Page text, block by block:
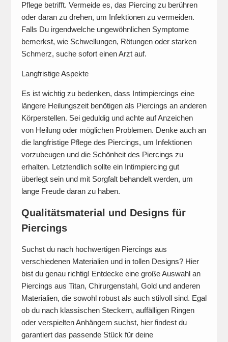
Pflege betrifft. Vermeide es, das Piercing zu berühren
oder daran zu drehen, um Infektionen zu vermeiden.
Falls Du irgendwelche ungewöhnlichen Symptome
bemerkst, wie Schwellungen, Rötungen oder starken
Schmerz, suche sofort einen Arzt auf.
Langfristige Aspekte
Es ist wichtig zu bedenken, dass Intimpiercings eine
längere Heilungszeit benötigen als Piercings an anderen
Körperstellen. Sei geduldig und achte auf Anzeichen
von Heilung oder möglichen Problemen. Denke auch an
die langfristige Pflege des Piercings, um Infektionen
vorzubeugen und die Schönheit des Piercings zu
erhalten. Letztendlich sollte ein Intimpiercing gut
überlegt sein und mit Sorgfalt behandelt werden, um
lange Freude daran zu haben.
Qualitätsmaterial und Designs für
Piercings
Suchst du nach hochwertigen Piercings aus
verschiedenen Materialien und in tollen Designs? Hier
bist du genau richtig! Entdecke eine große Auswahl an
Piercings aus Titan, Chirurgenstahl, Gold und anderen
Materialien, die sowohl robust als auch stilvoll sind. Egal
ob du nach klassischen Steckern, auffälligen Ringen
oder verspielten Anhängern suchst, hier findest du
garantiert das passende Stück für deine